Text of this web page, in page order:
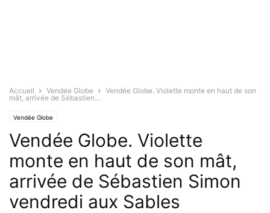
Accueil Vendée Globe
Vendée Globe. Violette monte en haut de son
mât, arrivée de Sébastien...
Vendée Globe
Vendée Globe. Violette
monte en haut de son mât,
arrivée de Sébastien Simon
vendredi aux Sables